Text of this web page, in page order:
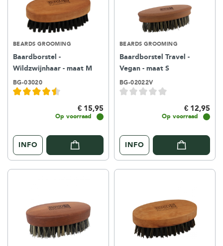
BEARDS GROOMING
Baardborstel -
Wildzwijnhaar - maat M
BG-03020
€ 15,95
Op voorraad
INFO
BEARDS GROOMING
Baardborstel Travel -
Vegan - maat S
BG-02022V
€ 12,95
Op voorraad
INFO